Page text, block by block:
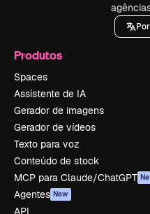
Produtos
Spaces
Assistente de IA
Gerador de imagens
Gerador de vídeos
Texto para voz
Conteúdo de stock
MCP para Claude/ChatGPT
Agentes New
API